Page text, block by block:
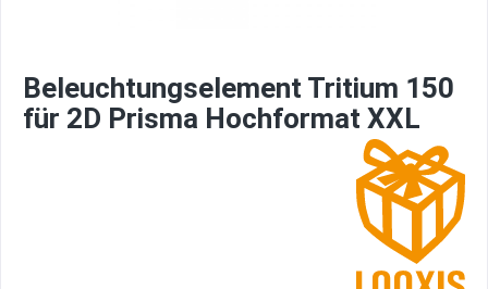
Beleuchtungselement Tritium 150
für 2D Prisma Hochformat XXL